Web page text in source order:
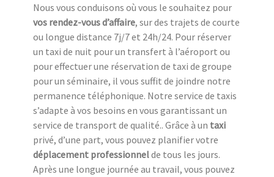
Nous vous conduisons où vous le souhaitez pour
vos rendez-vous d’affaire, sur des trajets de courte
ou longue distance 7j/7 et 24h/24. Pour réserver
un taxi de nuit pour un transfert à l’aéroport ou
pour effectuer une réservation de taxi de groupe
pour un séminaire, il vous suffit de joindre notre
permanence téléphonique. Notre service de taxis
s’adapte à vos besoins en vous garantissant un
service de transport de qualité.. Grâce à un taxi
privé, d’une part, vous pouvez planifier votre
déplacement professionnelde tous les jours.
Après une longue journée au travail, vous pouvez